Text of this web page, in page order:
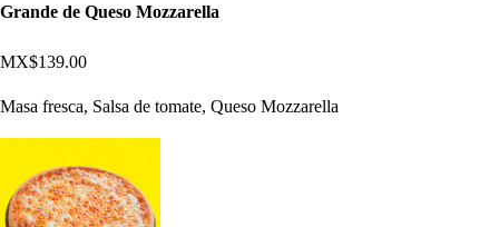
Grande de Queso Mozzarella
MX$139.00
Masa fresca, Salsa de tomate, Queso Mozzarella